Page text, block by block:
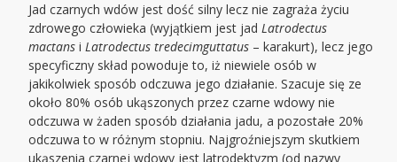
Jad czarnych wdów jest dość silny lecz nie zagraża życiu
zdrowego człowieka (wyjątkiem jest jadLatrodectus
mactansiLatrodectus tredecimguttatus – karakurt), lecz jego
specyficzny skład powoduje to, iż niewiele osób w
jakikolwiek sposób odczuwa jego działanie. Szacuje się ze
około 80% osób ukąszonych przez czarne wdowy nie
odczuwa w żaden sposób działania jadu, a pozostałe 20%
odczuwa to w różnym stopniu. Najgroźniejszym skutkiem
ukąszenia czarnej wdowy jest latrodektyzm (od nazwy